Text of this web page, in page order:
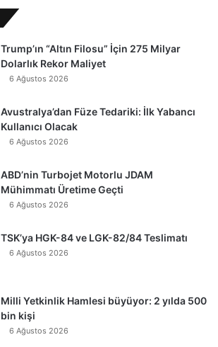
Trump’ın “Altın Filosu” İçin 275 Milyar
Dolarlık Rekor Maliyet
6 Ağustos 2026
Avustralya’dan Füze Tedariki: İlk Yabancı
Kullanıcı Olacak
6 Ağustos 2026
ABD’nin Turbojet Motorlu JDAM
Mühimmatı Üretime Geçti
6 Ağustos 2026
TSK’ya HGK-84 ve LGK-82/84 Teslimatı
6 Ağustos 2026
Milli Yetkinlik Hamlesi büyüyor: 2 yılda 500
bin kişi
6 Ağustos 2026